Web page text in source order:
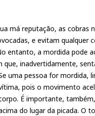
má reputação, as cobras
e evitam qualquer
entanto, a mordida pode
que, inadvertidamente,
uma pessoa for mordida,
pois o movimento
É importante,
do lugar da picada. O